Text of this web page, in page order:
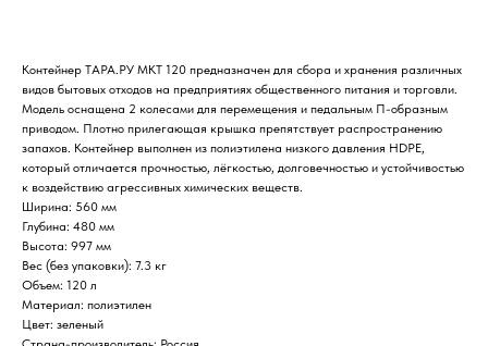
Контейнер ТАРА.РУ МКТ 120 предназначен для сбора и хранения различных
видов бытовых отходов на предприятиях общественного питания и торговли.
Модель оснащена 2 колесами для перемещения и педальным П-образным
приводом. Плотно прилегающая крышка препятствует распространению
запахов. Контейнер выполнен из полиэтилена низкого давления HDPE,
который отличается прочностью, лёгкостью, долговечностью и устойчивостью
к воздействию агрессивных химических веществ.
Ширина: 560 мм
Глубина: 480 мм
Высота: 997 мм
Вес (без упаковки): 7.3 кг
Объем: 120 л
Материал: полиэтилен
Цвет: зеленый